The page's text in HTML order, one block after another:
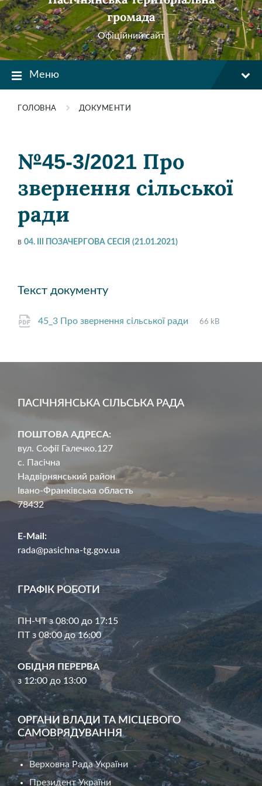
громада
Офіційний сайт
Меню
ГОЛОВНА ДОКУМЕНТИ
№45-3/2021 Про
звернення сільської
ради
в 04. ІІІ ПОЗАЧЕРГОВА СЕСІЯ (21.01.2021)
Текст документу
45_3 Про звернення сільської ради
File
pdf
File
66 kB
ПАСІЧНЯНСЬКА СІЛЬСЬКА РАДА
ПОШТОВА АДРЕСА:
вул. Софії Галечко.127
с. Пасічна
Надвірнянський район
Івано-Франківська область
78432
E-Mail:
rada@pasichna-tg.gov.ua
ГРАФІК РОБОТИ
ПН-ЧТ з 08:00 до 17:15
ПТ з 08:00 до 16:00
ОБІДНЯ ПЕРЕРВА
з 12:00 до 13:00
ОРГАНИ ВЛАДИ ТА МІСЦЕВОГО
САМОВРЯДУВАННЯ
Верховна Рада України
Президент України